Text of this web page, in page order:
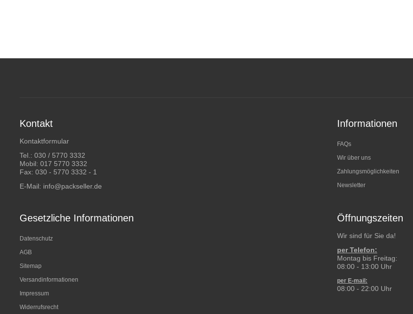
Kontakt
Kontaktformular
Tel.: 030 / 5770 3332
Mobil: 017 5770 3332
Fax: 030 - 5770 3332 - 1
E-Mail: info@packseller.de
Informationen
FAQs
Wir über uns
Zahlungsmöglichkeiten
Newsletter
Gesetzliche Informationen
Datenschutz
AGB
Sitemap
Versandinformationen
Impressum
Widerrufsrecht
Öffnungszeiten
Wir sind für Sie da!
per Telefon:
Montag bis Freitag:
08:00 - 13:00 Uhr
per E-mail:
08:00 - 22:00 Uhr